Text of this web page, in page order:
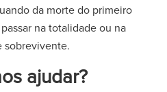
da morte do primeiro
na totalidade ou na
sobrevivente.
ajudar?